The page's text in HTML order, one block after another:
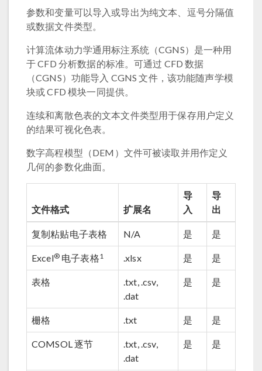
参数和变量可以导入或导出为纯文本、逗号分隔值
或数据文件类型。
计算流体动力学通用标注系统（CGNS）是一种用
于 CFD 分析数据的标准。可通过 CFD 数据
（CGNS）功能导入 CGNS 文件，该功能随声学模
块或 CFD 模块一同提供。
连续和离散色表的文本文件类型用于保存用户定义
的结果可视化色表。
数字高程模型（DEM）文件可被读取并用作定义
几何的参数化曲面。
文件格式 扩展名
导
入
导
出
复制粘贴电子表格 N/A 是 是
Excel®电子表格1 .xlsx 是 是
表格
.txt, .csv,
.dat
是 是
栅格 .txt 是 是
COMSOL 逐节
.txt, .csv,
.dat
是 是